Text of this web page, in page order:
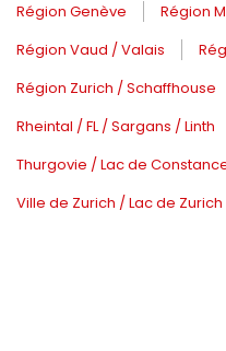
Région Genève
Région
Région Vaud / Valais
Région Zurich / Schaffhouse
Rheintal / FL / Sargans / Linth
Thurgovie / Lac de
Ville de Zurich / Lac de Zurich